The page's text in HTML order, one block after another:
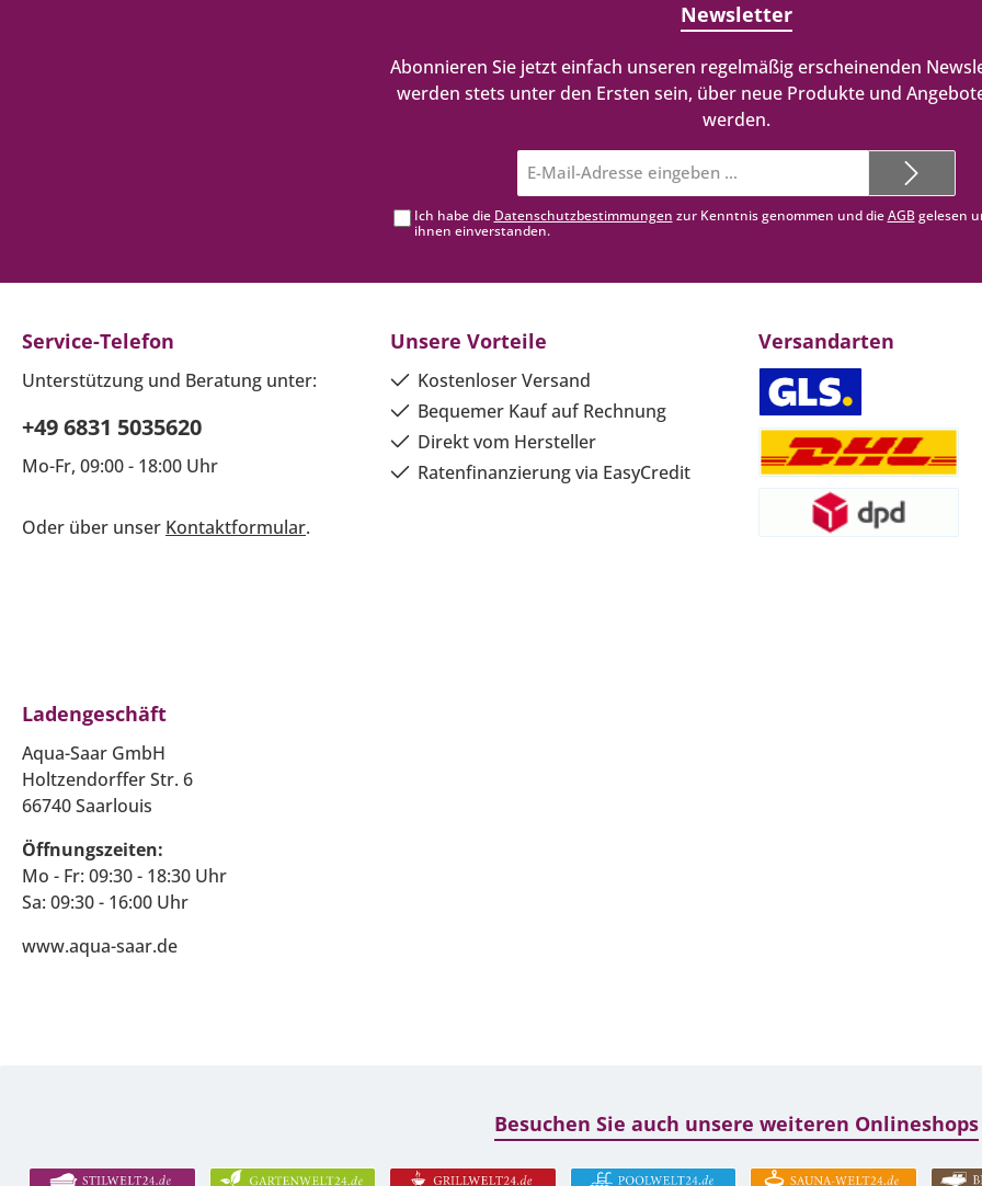
Newsletter
Abonnieren Sie jetzt einfach unseren regelmäßig erscheinenden
werden stets unter den Ersten sein, über neue Produkte und
werden.
Mail-
Adresse*
Ich habe die Datenschutzbestimmungen zur Kenntnis genommen und dieAGBgelesen
ihnen einverstanden.
Service-Telefon
Unterstützung und Beratung unter:
+49 6831 5035620
Mo-Fr, 09:00 - 18:00 Uhr
Oder über unser Kontaktformular.
Unsere Vorteile
Kostenloser Versand
Bequemer Kauf auf Rechnung
Direkt vom Hersteller
Ratenfinanzierung via EasyCredit
Versandarten
Ladengeschäft
Aqua-Saar GmbH
Holtzendorffer Str. 6
66740 Saarlouis
Öffnungszeiten:
Mo - Fr: 09:30 - 18:30 Uhr
Sa: 09:30 - 16:00 Uhr
www.aqua-saar.de
Besuchen Sie auch unsere weiteren Onlineshops